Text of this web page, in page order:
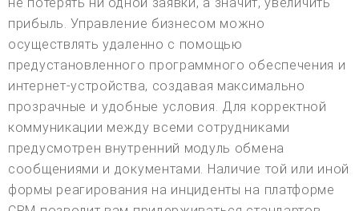
не потерять ни одной заявки, а значит, увеличить
прибыль. Управление бизнесом можно
осуществлять удаленно с помощью
предустановленного программного обеспечения и
интернет-устройства, создавая максимально
прозрачные и удобные условия. Для корректной
коммуникации между всеми сотрудниками
предусмотрен внутренний модуль обмена
сообщениями и документами. Наличие той или иной
формы реагирования на инциденты на платформе